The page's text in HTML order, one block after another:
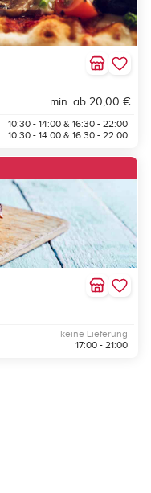
min. ab 20,00 €
10:30 - 14:00 & 16:30 - 22:00
10:30 - 14:00 & 16:30 - 22:00
keine Lieferung
17:00 - 21:00